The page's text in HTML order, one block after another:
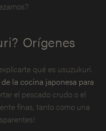
Orígenes
qué es usuzukuri.
la cocina japonesa para
el pescado crudo o el
finas, tanto como una